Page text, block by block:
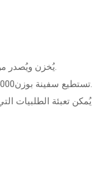
يُخزن ويُصدر من ميناء أبو زنيمة (ميناء البحر الأحمر) حيث تُشحن بالجملة.
تستطيع سفينة بوزن5000 – 25000مليون طن ماكس أن ترسو علي رصيف الميناء.